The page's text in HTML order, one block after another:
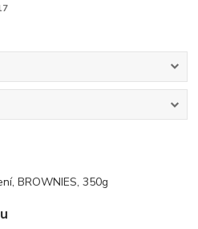
BROWNIES, 350g